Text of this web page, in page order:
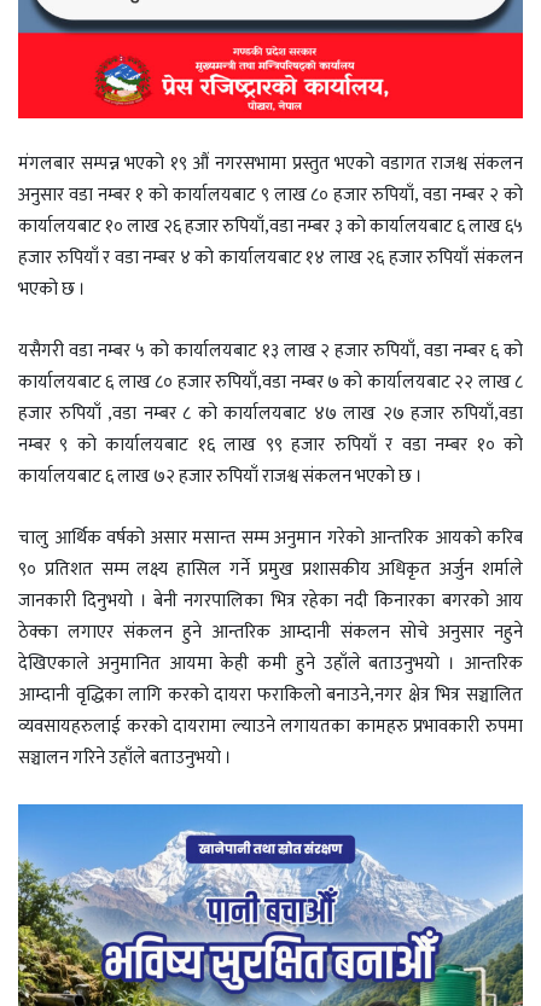
मंगलबार सम्पन्न भएको १९ औं नगरसभामा प्रस्तुत भएको वडागत राजश्व संकलन
अनुसार वडा नम्बर १ को कार्यालयबाट ९ लाख ८० हजार रुपियाँ, वडा नम्बर २ को
कार्यालयबाट १० लाख २६ हजार रुपियाँ,वडा नम्बर ३ को कार्यालयबाट ६ लाख ६५
हजार रुपियाँ र वडा नम्बर ४ को कार्यालयबाट १४ लाख २६ हजार रुपियाँ संकलन
भएको छ ।
यसैगरी वडा नम्बर ५ को कार्यालयबाट १३ लाख २ हजार रुपियाँ, वडा नम्बर ६ को
कार्यालयबाट ६ लाख ८० हजार रुपियाँ,वडा नम्बर ७ को कार्यालयबाट २२ लाख ८
हजार रुपियाँ ,वडा नम्बर ८ को कार्यालयबाट ४७ लाख २७ हजार रुपियाँ,वडा
नम्बर ९ को कार्यालयबाट १६ लाख ९९ हजार रुपियाँ र वडा नम्बर १० को
कार्यालयबाट ६ लाख ७२ हजार रुपियाँ राजश्व संकलन भएको छ ।
चालु आर्थिक वर्षको असार मसान्त सम्म अनुमान गरेको आन्तरिक आयको करिब
९० प्रतिशत सम्म लक्ष्य हासिल गर्ने प्रमुख प्रशासकीय अधिकृत अर्जुन शर्माले
जानकारी दिनुभयो । बेनी नगरपालिका भित्र रहेका नदी किनारका बगरको आय
ठेक्का लगाएर संकलन हुने आन्तरिक आम्दानी संकलन सोचे अनुसार नहुने
देखिएकाले अनुमानित आयमा केही कमी हुने उहाँले बताउनुभयो । आन्तरिक
आम्दानी वृद्धिका लागि करको दायरा फराकिलो बनाउने,नगर क्षेत्र भित्र सञ्चालित
व्यवसायहरुलाई करको दायरामा ल्याउने लगायतका कामहरु प्रभावकारी रुपमा
सञ्चालन गरिने उहाँले बताउनुभयो ।